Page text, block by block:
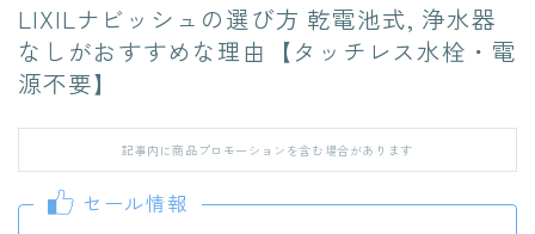
LIXILナビッシュの選び方 乾電池式, 浄水器
なしがおすすめな理由【タッチレス水栓・電
源不要】
記事内に商品プロモーションを含む場合があります
セール情報